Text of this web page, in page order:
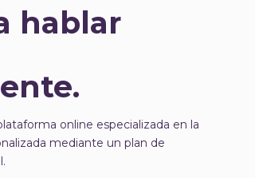
hablar
online especializada en la
mediante un plan de